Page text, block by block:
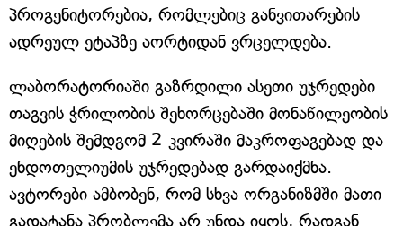
პროგენიტორებია, რომლებიც განვითარების
ადრეულ ეტაპზე აორტიდან ვრცელდება.
ლაბორატორიაში გაზრდილი ასეთი უჯრედები
თაგვის ჭრილობის შეხორცებაში მონაწილეობის
მიღების შემდგომ 2 კვირაში მაკროფაგებად და
ენდოთელიუმის უჯრედებად გარდაიქმნა.
ავტორები ამბობენ, რომ სხვა ორგანიზმში მათი
გადატანა პრობლემა არ უნდა იყოს, რადგან